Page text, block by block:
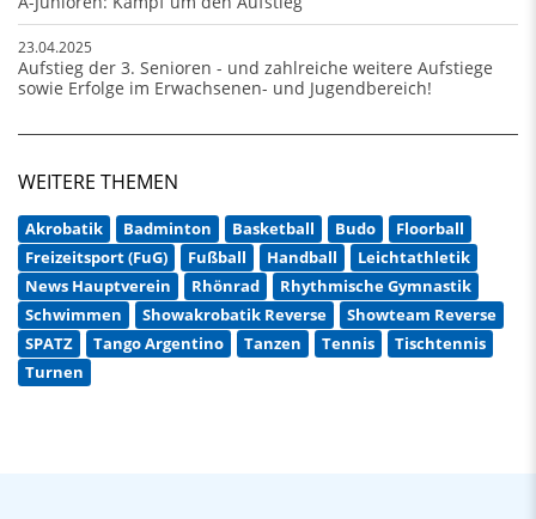
23.04.2025
Aufstieg der 3. Senioren - und zahlreiche weitere Aufstiege
sowie Erfolge im Erwachsenen- und Jugendbereich!
WEITERE THEMEN
Akrobatik Badminton Basketball Budo
Floorball
Freizeitsport (FuG)
Fußball Handball
Leichtathletik
News Hauptverein
Rhönrad
Rhythmische Gymnastik
Schwimmen
Showakrobatik Reverse
Showteam Reverse
SPATZ
Tango Argentino Tanzen Tennis
Tischtennis
Turnen